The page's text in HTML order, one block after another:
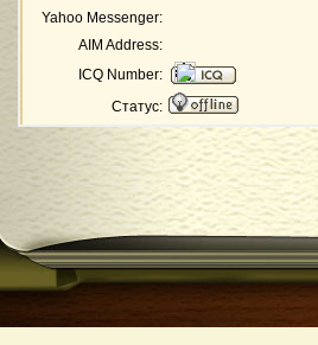
Yahoo Messenger:
AIM Address:
ICQ Number:
Статус: